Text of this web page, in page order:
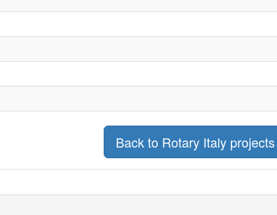
Back to Rotary Italy projects